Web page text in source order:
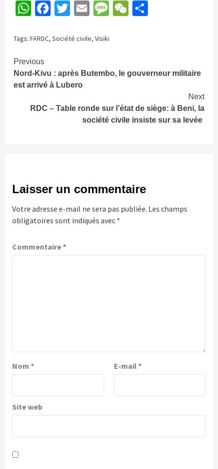
WhatsApp
Facebook
Twitter
EmailMessage
WeChat
Tags: FARDC, Société civile, Visiki
Continue
Reading
Previous
Nord-Kivu : après Butembo, le gouverneur militaire
est arrivé à Lubero
Next
RDC – Table ronde sur l’état de siège: à Beni, la
société civile insiste sur sa levée
Laisser un commentaire
Votre adresse e-mail ne sera pas publiée. Les champs
obligatoires sont indiqués avec *
Commentaire*
Nom * E-mail*
Site web